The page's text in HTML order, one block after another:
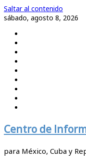
Saltar al contenido
sábado, agosto 8, 2026
Centro de
para México, Cuba y